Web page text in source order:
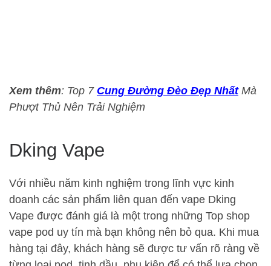
Xem thêm: Top 7 Cung Đường Đèo Đẹp NhấtMà
Phượt Thủ Nên Trải Nghiệm
Dking Vape
Với nhiều năm kinh nghiệm trong lĩnh vực kinh
doanh các sản phẩm liên quan đến vape Dking
Vape được đánh giá là một trong những Top shop
vape pod uy tín mà bạn không nên bỏ qua. Khi mua
hàng tại đây, khách hàng sẽ được tư vấn rõ ràng về